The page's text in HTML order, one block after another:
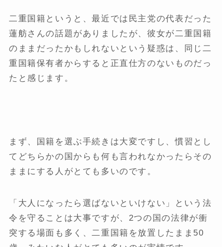
二重国籍というと、最近では民主党の代表だった
蓮舫さんの話題がありましたが、彼女が二重国籍
のままだったかもしれないという疑惑は、同じ二
重国籍保有者からすると正直仕方のないものだっ
たと感じます。
まず、国籍を選ぶ手続きは大変ですし、慣習とし
てどちらかの国からも何も言われなかったらその
ままにする人がとても多いのです。
「大人になったら選ばないといけない」という法
令を守ることは大事ですが、2つの国の法律が衝
突する場面も多く、二重国籍を放置したまま50